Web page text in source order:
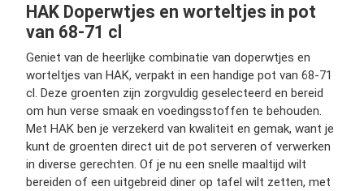
HAK Doperwtjes en worteltjes in pot
van 68-71 cl
Geniet van de heerlijke combinatie van doperwtjes en
worteltjes van HAK, verpakt in een handige pot van 68-71
cl. Deze groenten zijn zorgvuldig geselecteerd en bereid
om hun verse smaak en voedingsstoffen te behouden.
Met HAK ben je verzekerd van kwaliteit en gemak, want je
kunt de groenten direct uit de pot serveren of verwerken
in diverse gerechten. Of je nu een snelle maaltijd wilt
bereiden of een uitgebreid diner op tafel wilt zetten, met